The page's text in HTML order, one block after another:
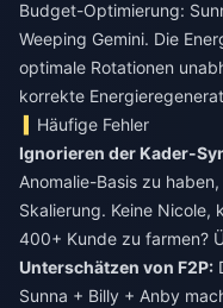
Budget-Optimierung:
Weeping Gemini. Die
optimale Rotationen
korrekte
Häufige Fehler
Ignorieren der Kader-
Anomalie-Basis zu
Skalierung. Keine Nicole,
400+ Kunde zu farmen?
Unterschätzen von F2P:
Sunna + Billy + Anby